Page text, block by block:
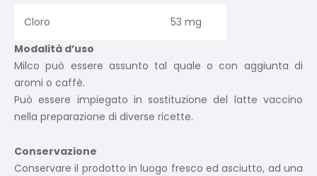
Cloro
53 mg
Modalità d’uso
Milco può essere assunto tal quale o con aggiunta di
aromi o caffè.
Può essere impiegato in sostituzione del latte vaccino
nella preparazione di diverse ricette.
Conservazione
Conservare il prodotto in luogo fresco ed asciutto, ad una